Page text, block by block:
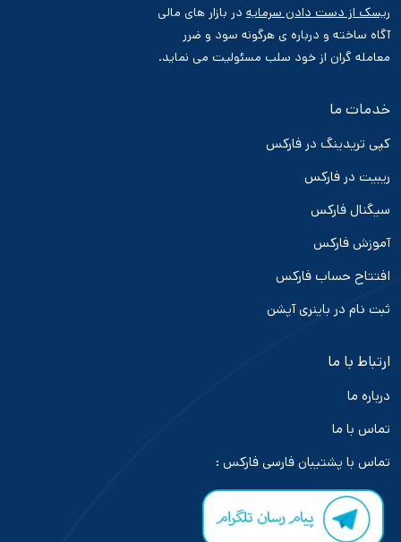
ریسک از دست دادن سرمایه در بازار های مالی
آگاه ساخته و درباره ی هرگونه سود و ضرر
معامله گران از خود سلب مسئولیت می نماید.
خدمات ما
کپی تریدینگ در فارکس
ریبیت در فارکس
سیگنال فارکس
آموزش فارکس
افتتاح حساب فارکس
ثبت نام در باینری آپشن
ارتباط با ما
درباره ما
تماس با ما
تماس با پشتیبان فارسی فارکس :